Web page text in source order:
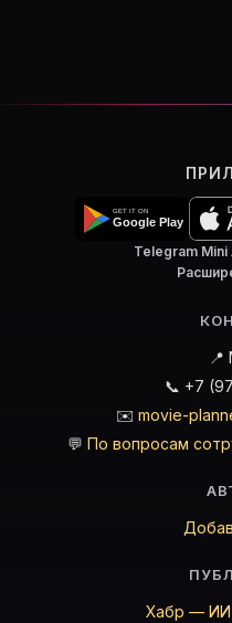
Telegram Mini
📍
📞 +7
✉️ movie-
💬 По вопросам
Хабр — ИИ